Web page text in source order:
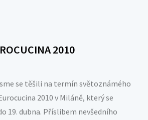
2010
se těšili na termín světoznámého
2010 v Miláně, který se
19. dubna. Příslibem nevšedního